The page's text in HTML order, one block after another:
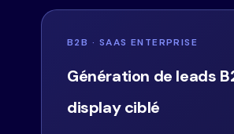
B2B · SAAS ENTERPRISE
Génération de leads
display ciblé